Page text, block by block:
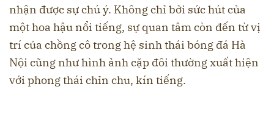
nhận được sự chú ý. Không chỉ bởi sức hút của
một hoa hậu nổi tiếng, sự quan tâm còn đến từ vị
trí của chồng cô trong hệ sinh thái bóng đá Hà
Nội cũng như hình ảnh cặp đôi thường xuất hiện
với phong thái chỉn chu, kín tiếng.